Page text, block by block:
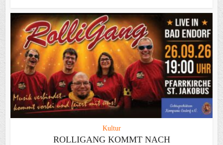
Kultur
ROLLIGANG KOMMT NACH